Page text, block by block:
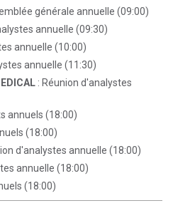
générale annuelle (09:00)
annuelle (09:30)
annuelle (10:00)
annuelle (11:30)
: Réunion d'analystes
annuels (18:00)
(18:00)
d'analystes annuelle (18:00)
annuelle (18:00)
(18:00)